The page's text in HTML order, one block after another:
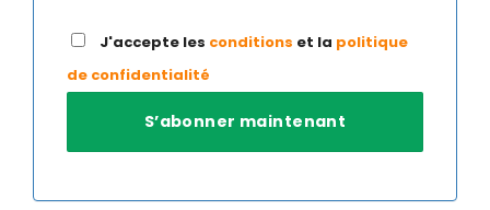
J'accepte les conditions et la politique
de confidentialité